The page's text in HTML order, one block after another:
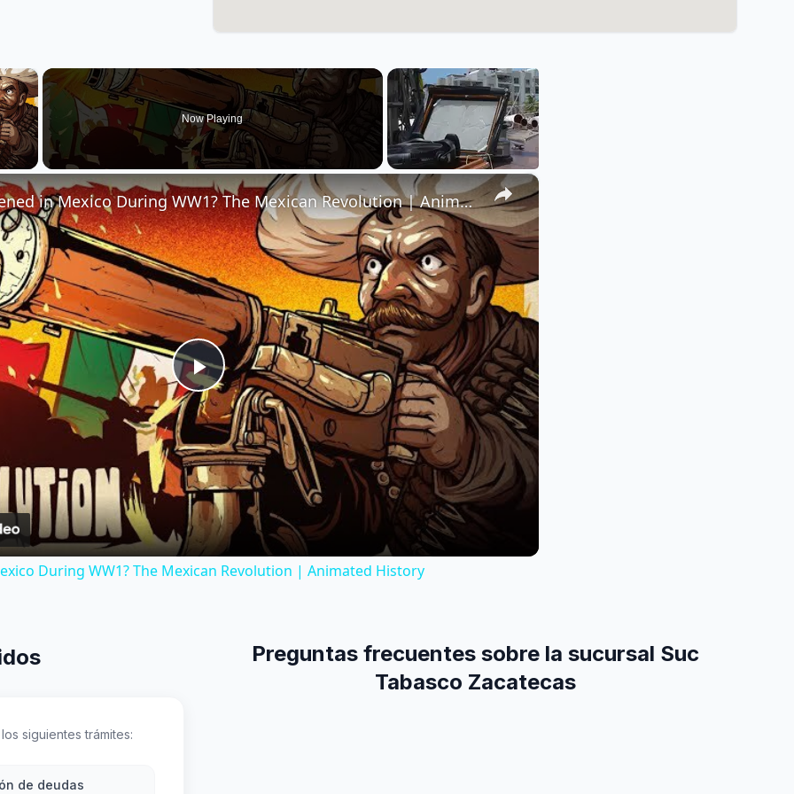
×
Now Playing
×
Play
Video
What Happened in Mexico During WW1? The Mexican Revolution | Animated History
During WW1? The Mexican Revolution | Animated History
siguientes trámites:
de deudas
Preguntas frecuentes sobre la sucursal Suc
Tabasco Zacatecas